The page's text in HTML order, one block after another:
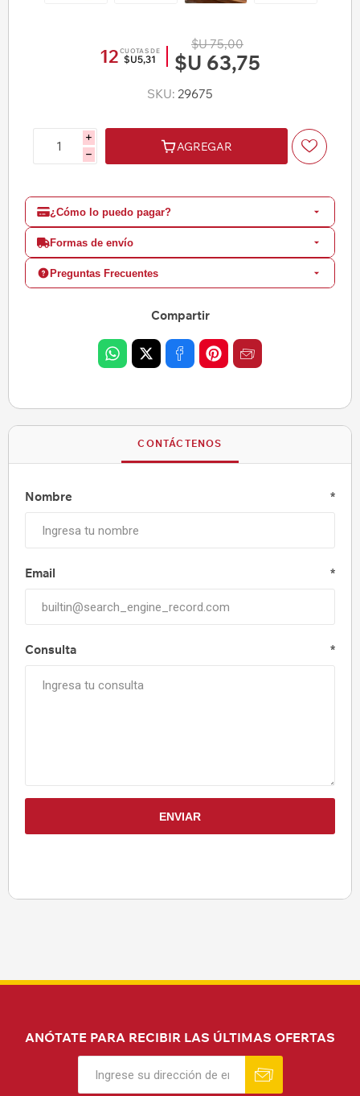
12 CUOTAS DE
$U5,31
$U 75,00
$U 63,75
SKU: 29675
i
h
AGREGAR
¿Cómo lo puedo pagar?
Formas de envío
Preguntas Frecuentes
Compartir
CONTÁCTENOS
Nombre *
Email *
Consulta *
ANÓTATE PARA RECIBIR LAS ÚLTIMAS OFERTAS